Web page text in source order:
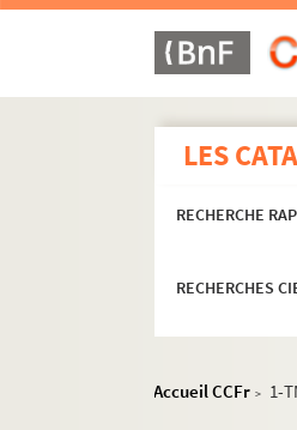
LES
RECHERCHE
RECHERCHES
Accueil CCFr > 1-